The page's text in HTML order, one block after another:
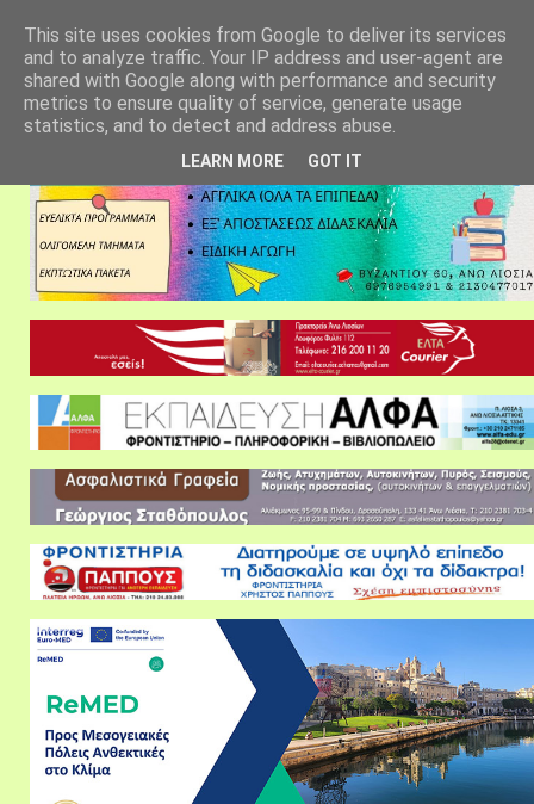
This site uses cookies from Google to deliver its services
and to analyze traffic. Your IP address and user-agent are
shared with Google along with performance and security
metrics to ensure quality of service, generate usage
statistics, and to detect and address abuse.
LEARN MORE GOT IT